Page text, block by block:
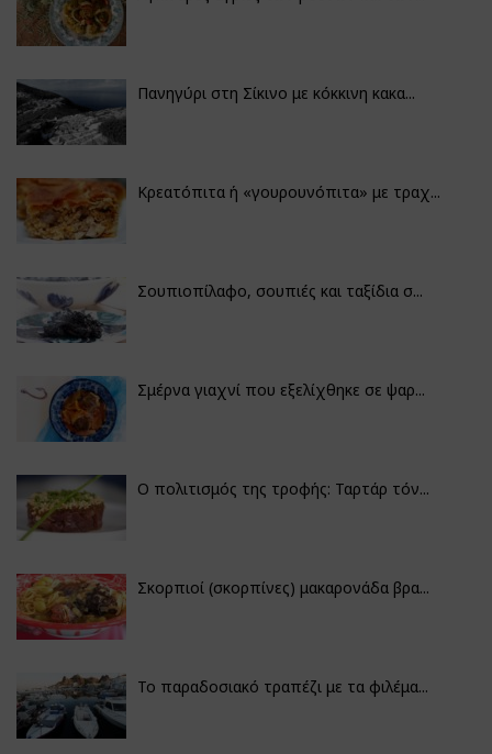
Πανηγύρι στη Σίκινο με κόκκινη κακα...
Κρεατόπιτα ή «γουρουνόπιτα» με τραχ...
Σουπιοπίλαφο, σουπιές και ταξίδια σ...
Σμέρνα γιαχνί που εξελίχθηκε σε ψαρ...
Ο πολιτισμός της τροφής: Ταρτάρ τόν...
Σκορπιοί (σκορπίνες) μακαρονάδα βρα...
Το παραδοσιακό τραπέζι με τα φιλέμα...